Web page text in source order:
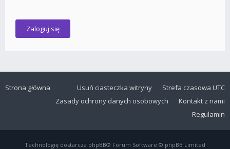
Strona główna Strefa czasowa UTC
Usuń ciasteczka witryny
Kontakt z nami
Zasady ochrony danych osobowych
Regulamin
Technologię dostarcza phpBB® Forum Software © phpBB Limited